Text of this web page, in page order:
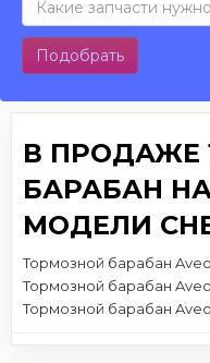
Подобрать
В ПРОДАЖЕ
БАРАБАН
МОДЕЛИ
Тормозной барабан
Тормозной барабан Aveo
Тормозной барабан